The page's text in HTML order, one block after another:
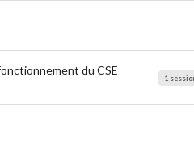
du CSE
1